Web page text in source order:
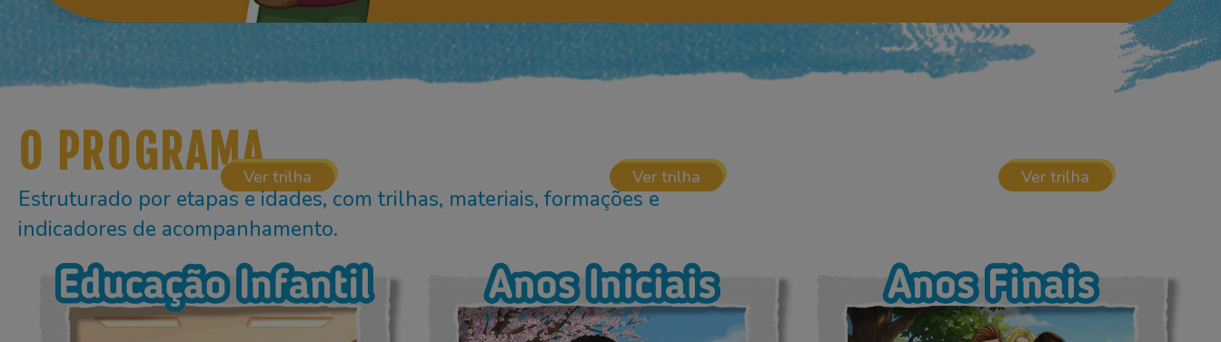
O PROGRAMA
Estruturado por etapas e idades, com trilhas, materiais, formações e
indicadores de acompanhamento.
Ver trilha Ver trilha Ver trilha